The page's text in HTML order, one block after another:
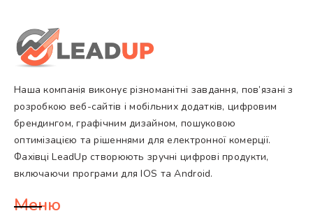
Наша компанія виконує різноманітні завдання, пов’язані з
розробкою веб-сайтів і мобільних додатків, цифровим
брендингом, графічним дизайном, пошуковою
оптимізацією та рішеннями для електронної комерції.
Фахівці LeadUp створюють зручні цифрові продукти,
включаючи програми для IOS та Android.
Меню